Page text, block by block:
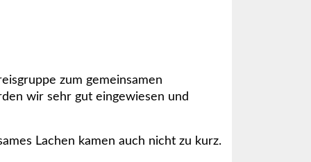
zum gemeinsamen
wir sehr gut eingewiesen und
Lachen kamen auch nicht zu kurz.